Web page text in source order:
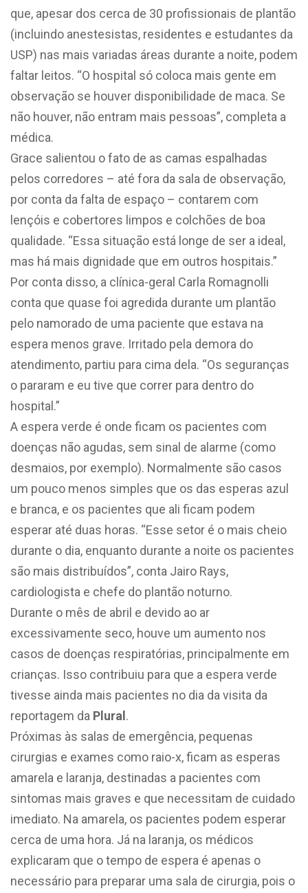
que, apesar dos cerca de 30 profissionais de plantão
(incluindo anestesistas, residentes e estudantes da
USP) nas mais variadas áreas durante a noite, podem
faltar leitos. “O hospital só coloca mais gente em
observação se houver disponibilidade de maca. Se
não houver, não entram mais pessoas”, completa a
médica.
Grace salientou o fato de as camas espalhadas
pelos corredores – até fora da sala de observação,
por conta da falta de espaço – contarem com
lençóis e cobertores limpos e colchões de boa
qualidade. “Essa situação está longe de ser a ideal,
mas há mais dignidade que em outros hospitais.”
Por conta disso, a clínica-geral Carla Romagnolli
conta que quase foi agredida durante um plantão
pelo namorado de uma paciente que estava na
espera menos grave. Irritado pela demora do
atendimento, partiu para cima dela. “Os seguranças
o pararam e eu tive que correr para dentro do
hospital.”
A espera verde é onde ficam os pacientes com
doenças não agudas, sem sinal de alarme (como
desmaios, por exemplo). Normalmente são casos
um pouco menos simples que os das esperas azul
e branca, e os pacientes que ali ficam podem
esperar até duas horas. “Esse setor é o mais cheio
durante o dia, enquanto durante a noite os pacientes
são mais distribuídos”, conta Jairo Rays,
cardiologista e chefe do plantão noturno.
Durante o mês de abril e devido ao ar
excessivamente seco, houve um aumento nos
casos de doenças respiratórias, principalmente em
crianças. Isso contribuiu para que a espera verde
tivesse ainda mais pacientes no dia da visita da
reportagem da Plural.
Próximas às salas de emergência, pequenas
cirurgias e exames como raio-x, ficam as esperas
amarela e laranja, destinadas a pacientes com
sintomas mais graves e que necessitam de cuidado
imediato. Na amarela, os pacientes podem esperar
cerca de uma hora. Já na laranja, os médicos
explicaram que o tempo de espera é apenas o
necessário para preparar uma sala de cirurgia, pois o